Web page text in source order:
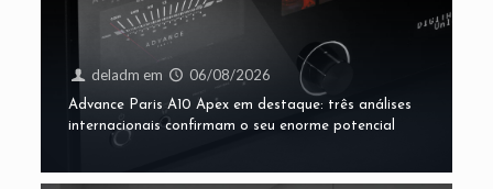
deladm em 06/08/2026
Advance Paris A10 Apex em destaque: três análises
internacionais confirmam o seu enorme potencial